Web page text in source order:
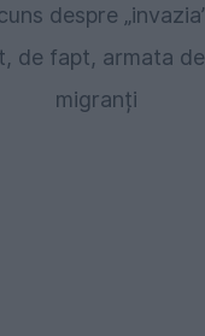
despre
de fapt, armata
migranți